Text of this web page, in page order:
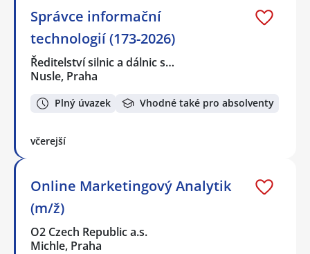
Správce informační
technologií (173-2026)
Ředitelství silnic a dálnic s…
Nusle, Praha
Plný úvazek Vhodné také pro absolventy
včerejší
Online Marketingový Analytik
(m/ž)
O2 Czech Republic a.s.
Michle, Praha